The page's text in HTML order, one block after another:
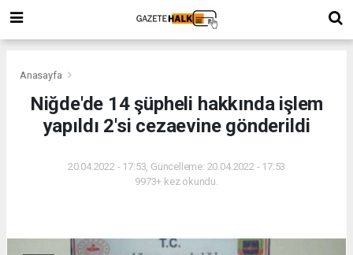
Anasayfa
Niğde'de 14 şüpheli hakkında işlem
yapıldı 2'si cezaevine gönderildi
20.04.2022 - 17:53, Güncelleme: 20.04.2022 - 17:53
9973+ kez okundu.